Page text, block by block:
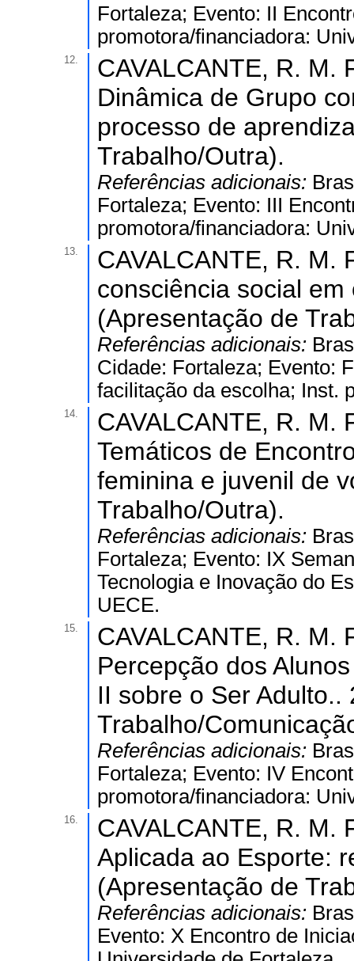
Fortaleza; Evento: II
promotora/financiadora:
12.
CAVALCANTE, R. M.
Dinâmica de Grupo
processo de
Trabalho/Outra).
Referências adicionais:
Fortaleza; Evento: III
promotora/financiadora:
13.
CAVALCANTE, R. M.
consciência social
(Apresentação de
Referências adicionais:
Cidade: Fortaleza; Evento:
facilitação da escolha; Inst.
14.
CAVALCANTE, R. M.
Temáticos de
feminina e juvenil de
Trabalho/Outra).
Referências adicionais:
Fortaleza; Evento: IX
Tecnologia e Inovação do
UECE.
15.
CAVALCANTE, R. M.
Percepção dos
II sobre o Ser
Trabalho/
Referências adicionais:
Fortaleza; Evento: IV
promotora/financiadora:
16.
CAVALCANTE, R. M.
Aplicada ao Esporte:
(Apresentação de
Referências adicionais:
Evento: X Encontro de